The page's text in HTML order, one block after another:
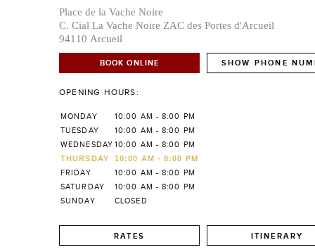
Place de la Vache Noire
C. Cial La Vache Noire ZAC des Portes d'Arcueil
94110 Arcueil
BOOK ONLINE SHOW PHONE
OPENING HOURS:
MONDAY
10:00 AM - 8:00 PM
TUESDAY
10:00 AM - 8:00 PM
WEDNESDAY 10:00 AM - 8:00 PM
THURSDAY
10:00 AM - 8:00 PM
FRIDAY
10:00 AM - 8:00 PM
SATURDAY
10:00 AM - 8:00 PM
SUNDAY
CLOSED
RATES ITINERARY